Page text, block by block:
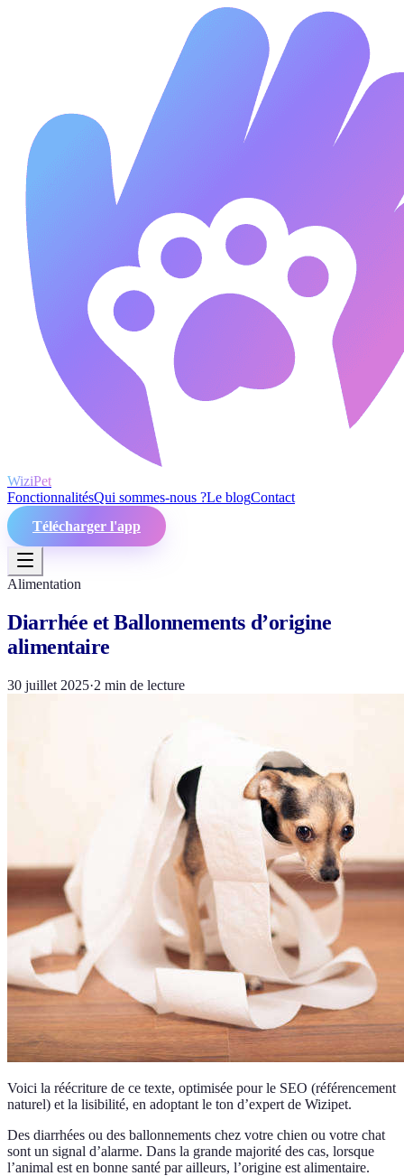
WiziPet
FonctionnalitésQui sommes-nous ?Le blogContact
Télécharger l'app
Alimentation
Diarrhée et Ballonnements d’origine
alimentaire
30 juillet 2025·2 min de lecture
Voici la réécriture de ce texte, optimisée pour le SEO (référencement
naturel) et la lisibilité, en adoptant le ton d’expert de Wizipet.
Des diarrhées ou des ballonnements chez votre chien ou votre chat
sont un signal d’alarme. Dans la grande majorité des cas, lorsque
l’animal est en bonne santé par ailleurs, l’origine est alimentaire.